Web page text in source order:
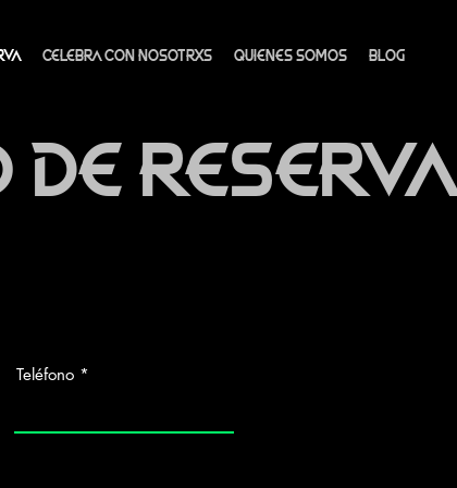
CELEBRA CON NOSOTRXS QUIENES SOMOS BLOG
RESERVA
Teléfono